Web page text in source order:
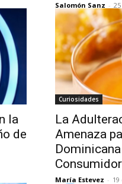
Salomón Sanz -
la
de
Curiosidades
La
Amenaza
María Estevez -